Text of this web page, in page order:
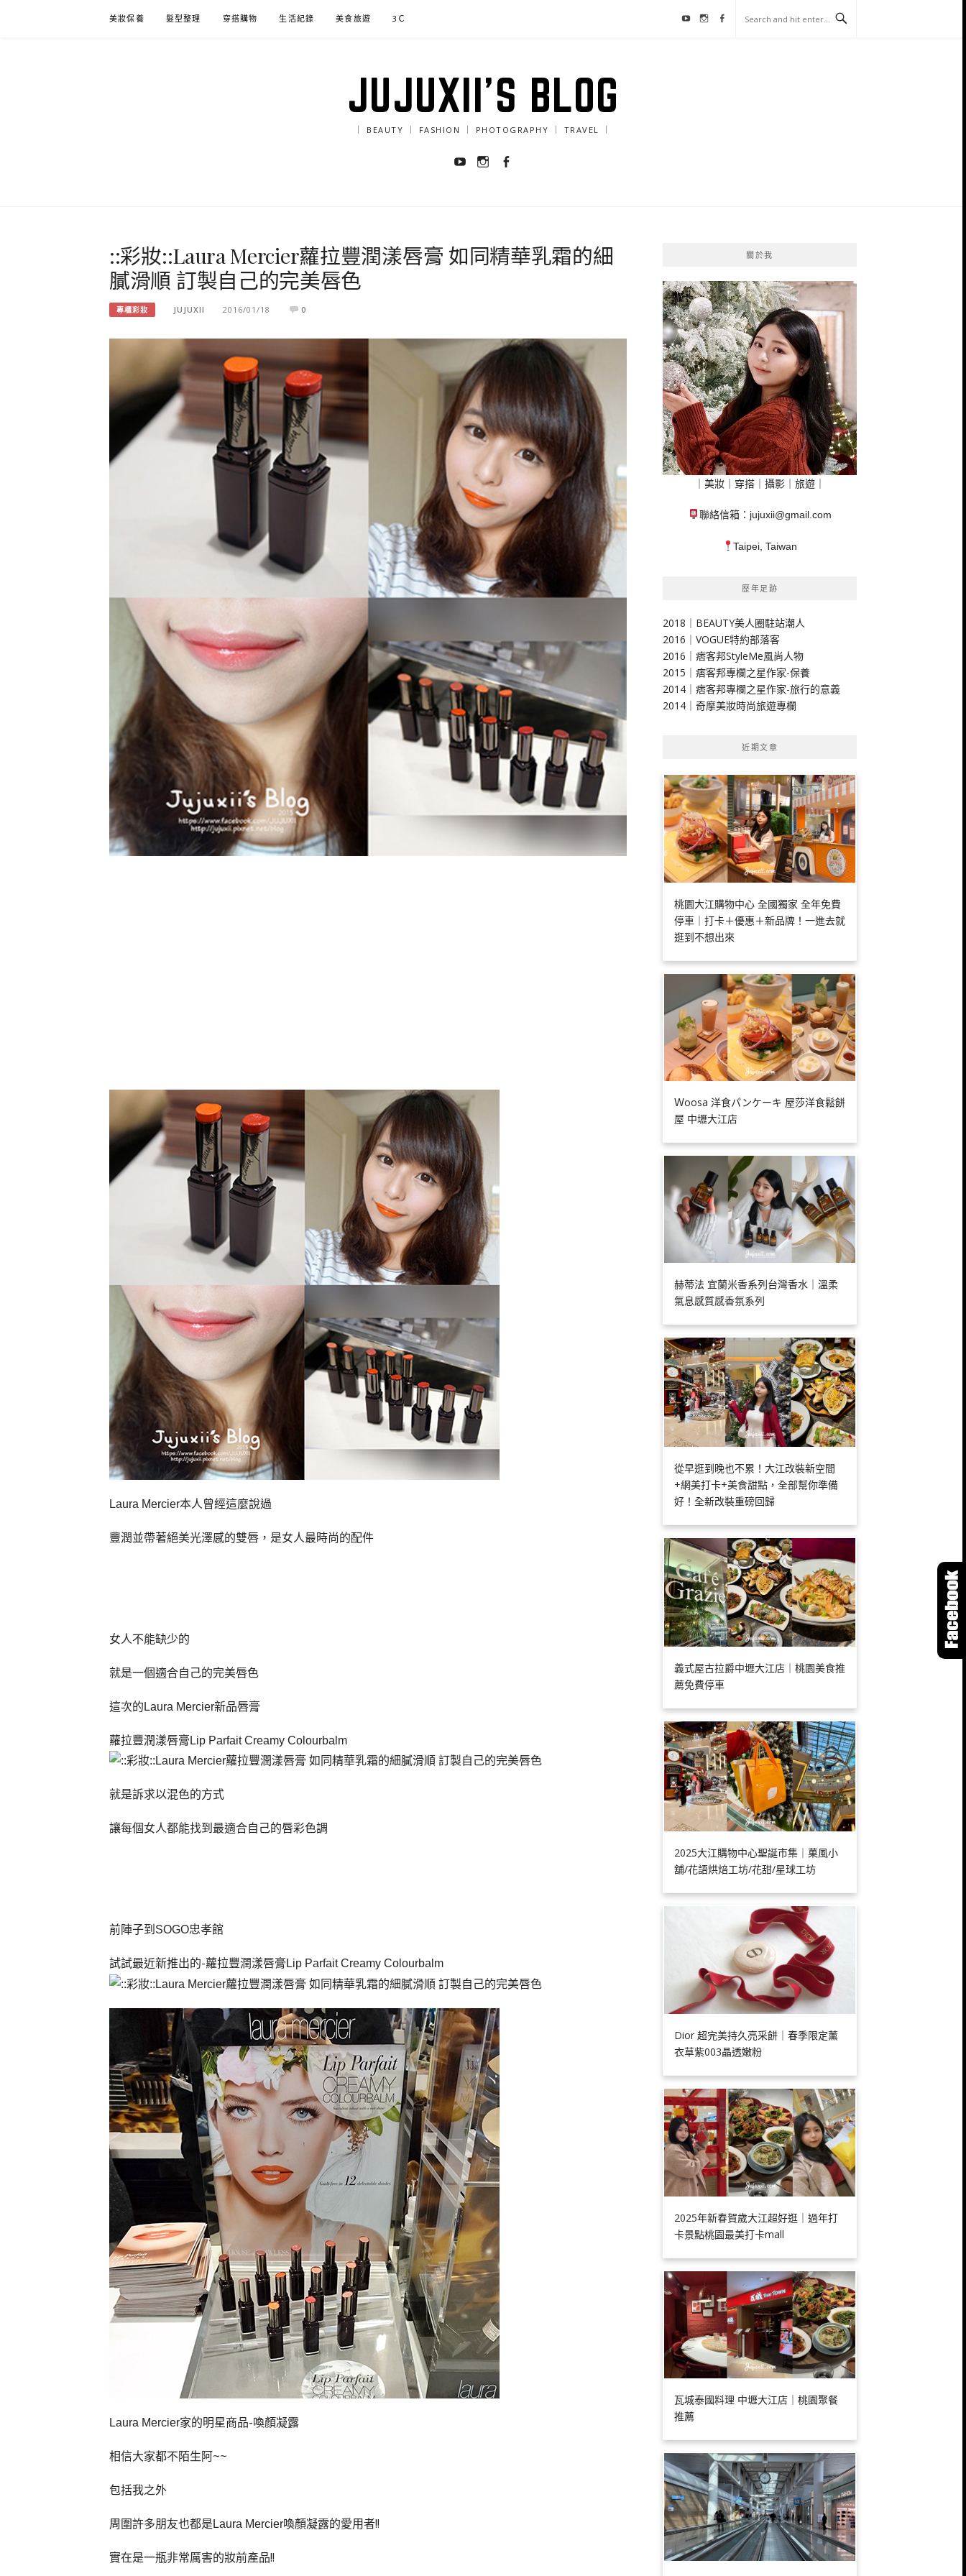
美妝保養 髮型整理 穿搭購物 生活紀錄 美食旅遊 3Ｃ Youtube
Instagram
Facebook
JUJUXII'S BLOG
｜ BEAUTY ｜ FASHION ｜ PHOTOGRAPHY ｜ TRAVEL ｜
YoutubeInstagram
::彩妝::Laura Mercier蘿拉豐潤漾唇膏 如同精華乳霜的細
膩滑順 訂製自己的完美唇色
專櫃彩妝 JUJUXII 2016/01/18 0
Laura Mercier本人曾經這麼說過
豐潤並帶著絕美光澤感的雙唇，是女人最時尚的配件
女人不能缺少的
就是一個適合自己的完美唇色
這次的 Laura Mercier新品唇膏
蘿拉豐潤漾唇膏 Lip Parfait Creamy Colourbalm
就是訴求以混色的方式
讓每個女人都能找到最適合自己的唇彩色調
前陣子到SOGO忠孝館
試試最近新推出的-蘿拉豐潤漾唇膏 Lip Parfait Creamy Colourbalm
Laura Mercier家的明星商品-喚顏凝露
相信大家都不陌生阿~~
包括我之外
周圍許多朋友也都是 Laura Mercier喚顏凝露的愛用者!!
實在是一瓶非常厲害的妝前產品!!
關於我
｜美妝｜穿搭｜攝影｜旅遊｜
聯絡信箱： jujuxii@gmail.com
Taipei, Taiwan
歷年足跡
2018｜BEAUTY美人圈駐站潮人
2016｜VOGUE特約部落客
2016｜痞客邦StyleMe風尚人物
2015｜痞客邦專欄之星作家-保養
2014｜痞客邦專欄之星作家-旅行的意義
2014｜奇摩美妝時尚旅遊專欄
近期文章
桃園大江購物中心 全國獨家 全年免費
停車｜打卡＋優惠＋新品牌！一進去就
逛到不想出來
Ｗoosa 洋食パンケーキ 屋莎洋食鬆餅
屋 中壢大江店
赫蒂法 宜蘭米香系列台灣香水｜溫柔
氣息感質感香氛系列
從早逛到晚也不累！大江改裝新空間
+網美打卡+美食甜點，全部幫你準備
好！全新改裝重磅回歸
義式屋古拉爵中壢大江店｜桃園美食推
薦免費停車
2025大江購物中心聖誕市集｜菓風小
舖/花語烘焙工坊/花甜/星球工坊
Dior 超完美持久亮采餅｜春季限定薰
衣草紫003晶透嫩粉
2025年新春賀歲大江超好逛｜過年打
卡景點桃園最美打卡mall
瓦城泰國料理 中壢大江店｜桃園聚餐
推薦